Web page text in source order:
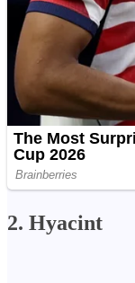
2. Hyacint